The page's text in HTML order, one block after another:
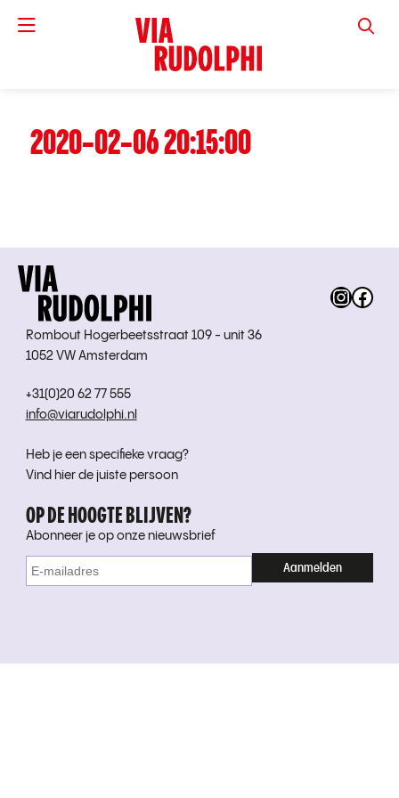
VIA
2020-02-06 20:15:00
Rombout Hogerbeetsstraat 109 - unit 36
1052 VW Amsterdam
+31(0)20 62 77 555
info@viarudolphi.nl
Heb je een specifieke vraag?
Vind hier de juiste persoon
OP DE HOOGTE BLIJVEN?
Abonneer je op onze nieuwsbrief